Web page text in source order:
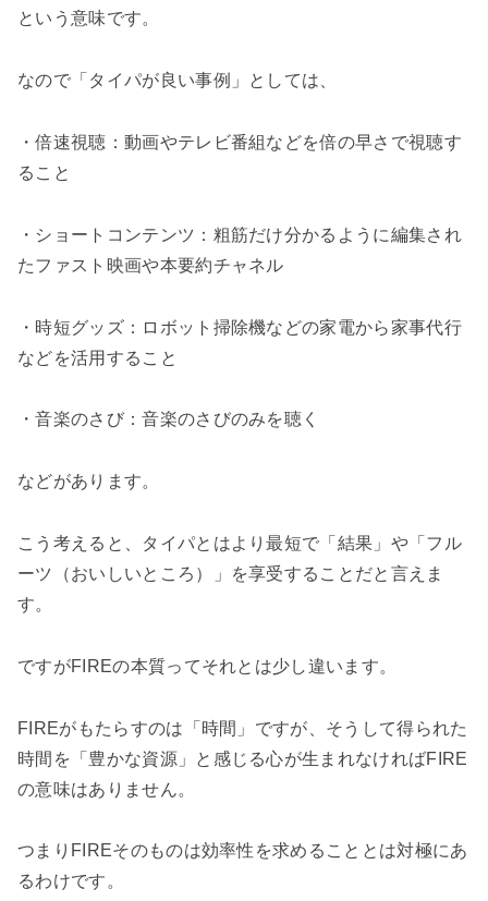
という意味です。
なので「タイパが良い事例」としては、
・倍速視聴：動画やテレビ番組などを倍の早さで視聴す
ること
・ショートコンテンツ：粗筋だけ分かるように編集され
たファスト映画や本要約チャネル
・時短グッズ：ロボット掃除機などの家電から家事代行
などを活用すること
・音楽のさび：音楽のさびのみを聴く
などがあります。
こう考えると、タイパとはより最短で「結果」や「フル
ーツ（おいしいところ）」を享受することだと言えま
す。
ですがFIREの本質ってそれとは少し違います。
FIREがもたらすのは「時間」ですが、そうして得られた
時間を「豊かな資源」と感じる心が生まれなければFIRE
の意味はありません。
つまりFIREそのものは効率性を求めることとは対極にあ
るわけです。